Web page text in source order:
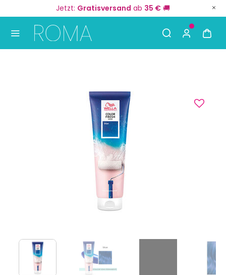
Jetzt: Gratisversand ab 35 € 🚚